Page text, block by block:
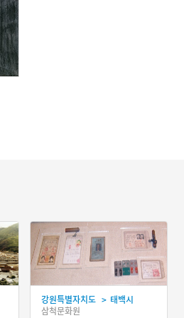
강원특별자치도 > 태백시
삼척문화원